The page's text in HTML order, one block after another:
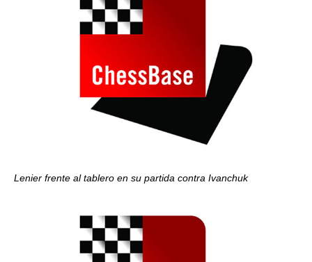
Lenier frente al tablero en su partida contra Ivanchuk